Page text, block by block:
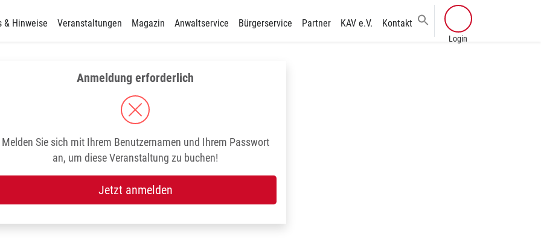
& Hinweise Veranstaltungen Magazin Anwaltservice Bürgerservice Partner KAV e.V. Kontakt
Anmeldung erforderlich
Melden Sie sich mit Ihrem Benutzernamen und Ihrem Passwort
an, um diese Veranstaltung zu buchen!
Jetzt anmelden